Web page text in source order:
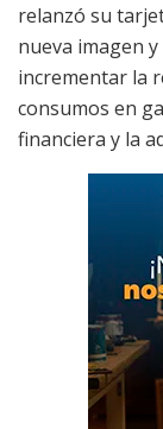
relanzó su
nueva imagen
incrementar la
consumos en
financiera y la